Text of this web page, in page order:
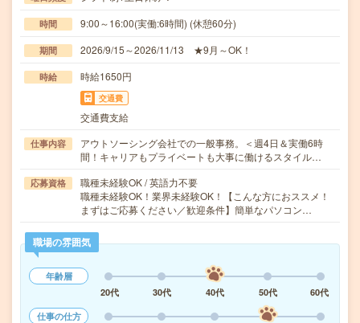
時間 9:00～16:00(実働:6時間) (休憩60分)
期間 2026/9/15～2026/11/13 ★9月～OK！
時給 時給1650円
交通費
交通費支給
仕事内容
アウトソーシング会社での一般事務。＜週4日＆実働6時
間！キャリアもプライベートも大事に働けるスタイル…
応募資格
職種未経験OK / 英語力不要
職種未経験OK！業界未経験OK！【こんな方におススメ！
まずはご応募ください／歓迎条件】簡単なパソコン…
職場の雰囲気
年齢層
20代
30代 40代 50代
60代
仕事の仕方